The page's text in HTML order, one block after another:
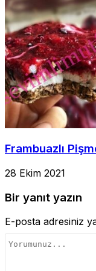
Frambuazlı
28 Ekim 2021
Bir yanıt yazın
E-posta adresiniz